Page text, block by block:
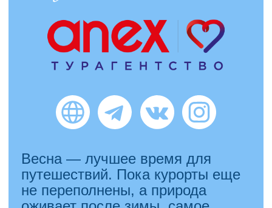
Улица Дзержинского дом, 5,
помещение №102